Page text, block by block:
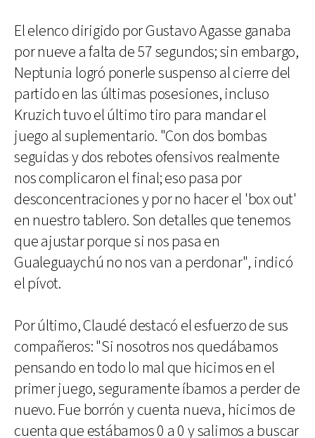
El elenco dirigido por Gustavo Agasse ganaba
por nueve a falta de 57 segundos; sin embargo,
Neptunia logró ponerle suspenso al cierre del
partido en las últimas posesiones, incluso
Kruzich tuvo el último tiro para mandar el
juego al suplementario. "Con dos bombas
seguidas y dos rebotes ofensivos realmente
nos complicaron el final; eso pasa por
desconcentraciones y por no hacer el 'box out'
en nuestro tablero. Son detalles que tenemos
que ajustar porque si nos pasa en
Gualeguaychú no nos van a perdonar", indicó
el pívot.
Por último, Claudé destacó el esfuerzo de sus
compañeros: "Si nosotros nos quedábamos
pensando en todo lo mal que hicimos en el
primer juego, seguramente íbamos a perder de
nuevo. Fue borrón y cuenta nueva, hicimos de
cuenta que estábamos 0 a 0 y salimos a buscar